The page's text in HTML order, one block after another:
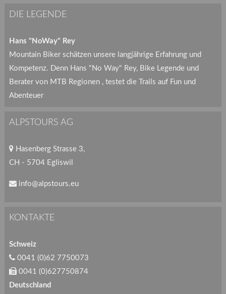
DIE LEGENDE
Hans "NoWay" Rey
Mountain Biker schätzen unsere langjährige Erfahrung und
Kompetenz. Denn Hans "No Way" Rey, Bike Legende und
Berater von MTB Regionen , testet die Trails auf Fun und
Abenteuer
ALPSTOURS AG
Hasenberg Strasse 3,
CH - 5704 Egliswil
info@alpstours.eu
KONTAKTE
Schweiz
0041 (0)62 7750073
0041 (0)627750874
Deutschland